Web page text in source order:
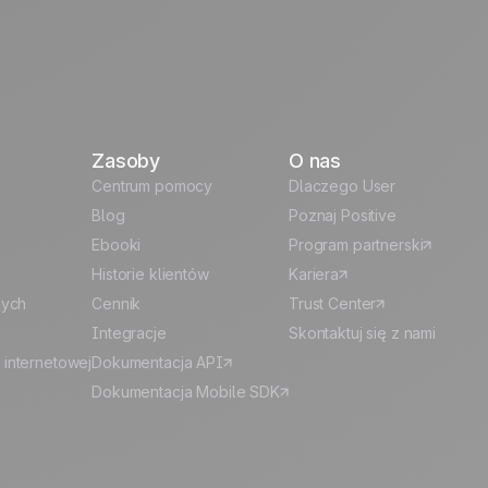
Zasoby
Centrum pomocy
Blog
Ebooki
Historie klientów
Cennik
Integracje
Dokumentacja API
Dokumentacja Mobile SDK
O nas
Dlaczego User
Poznaj Positive
Program partnerski
Kariera
Trust Center
Skontaktuj się z nami